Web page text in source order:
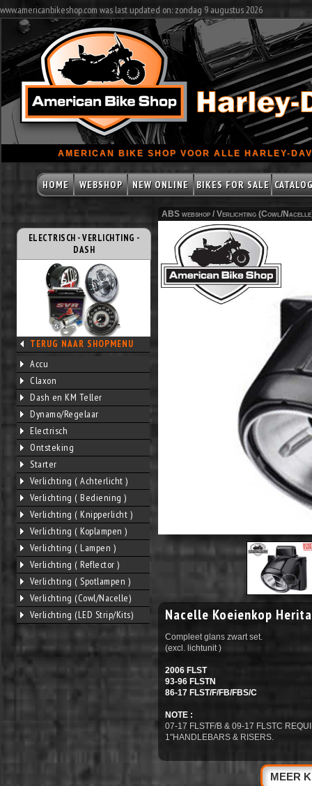
www.americanbikeshop.com was last updated on: zondag 9 augustus 2026
AMERICAN BIKE SHOP VOOR ALLE HARLEY-
HOME WEBSHOP NEW ONLINE BIKES FOR SALE
ELECTRISCH - VERLICHTING -
DASH
TERUG NAAR SHOPMENU
Accu
Claxon
Dash en KM Teller
Dynamo/Regelaar
Electrisch
Ontsteking
Starter
Verlichting ( Achterlicht )
Verlichting ( Bediening )
Verlichting ( Knipperlicht )
Verlichting ( Koplampen )
Verlichting ( Lampen )
Verlichting ( Reflector )
Verlichting ( Spotlampen )
Verlichting (Cowl/Nacelle)
Verlichting (LED Strip/Kits)
ABS webshop / Verlichting (Cowl/
Nacelle Koeienkop
Compleet glans zwart set.
(excl. lichtunit )
2006 FLST
93-96 FLSTN
86-17 FLST/F/FB/FBS/C
NOTE :
07-17 FLSTF/B & 09-17 FLSTC
1"HANDLEBARS & RISERS.
MEER